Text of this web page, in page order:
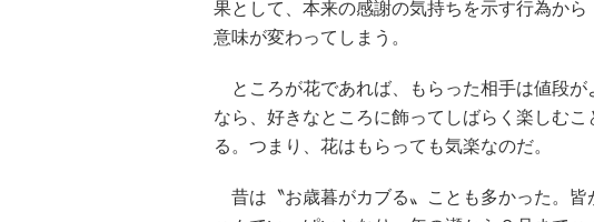
果として、本来の感謝の気持ちを示す行為か
意味が変わってしまう。
ところが花であれば、もらった相手は値段が
なら、好きなところに飾ってしばらく楽しむ
る。つまり、花はもらっても気楽なのだ。
昔は〝お歳暮がカブる〟ことも多かった。皆